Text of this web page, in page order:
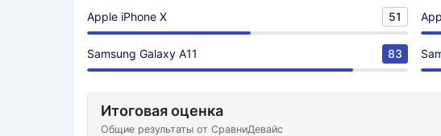
Apple iPhone X 51
Samsung Galaxy A11 83
Итоговая оценка
Общие результаты от СравниДевайс